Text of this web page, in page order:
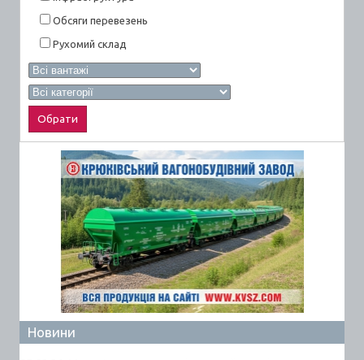
Обсяги перевезень
Рухомий склад
Новини